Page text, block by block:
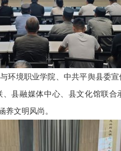
境职业学院、中共平舆县委宣
县融媒体中心、县文化馆联合
养文明风尚。